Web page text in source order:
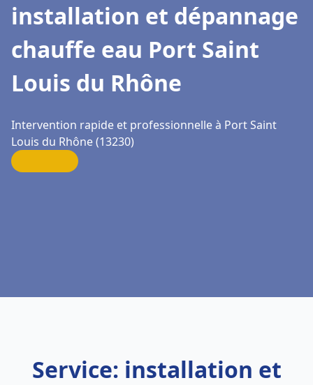
installation et dépannage
chauffe eau Port Saint
Louis du Rhône
Intervention rapide et professionnelle à Port Saint
Louis du Rhône (13230)
Service: installation et